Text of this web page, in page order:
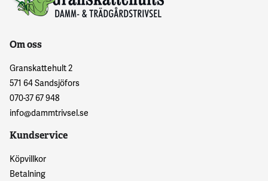
Om oss
Granskattehult 2
571 64 Sandsjöfors
070-37 67 948
info@dammtrivsel.se
Kundservice
Köpvillkor
Betalning